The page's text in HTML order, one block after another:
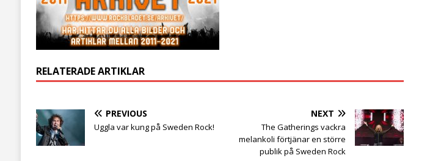
RELATERADE ARTIKLAR
PREVIOUS
Uggla var kung på Sweden Rock!
NEXT
The Gatherings vackra
melankoli förtjänar en större
publik på Sweden Rock